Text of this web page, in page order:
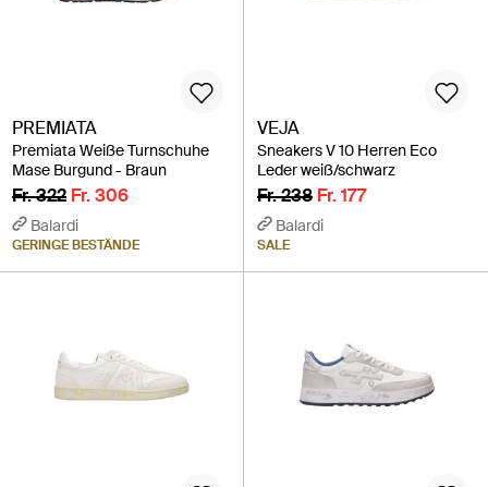
PREMIATA
Premiata Weiße Turnschuhe
Mase Burgund - Braun
Fr. 322 Fr. 306
Balardi
GERINGE BESTÄNDE
VEJA
Sneakers V 10 Herren Eco
Leder weiß/schwarz
Fr. 238 Fr. 177
Balardi
SALE